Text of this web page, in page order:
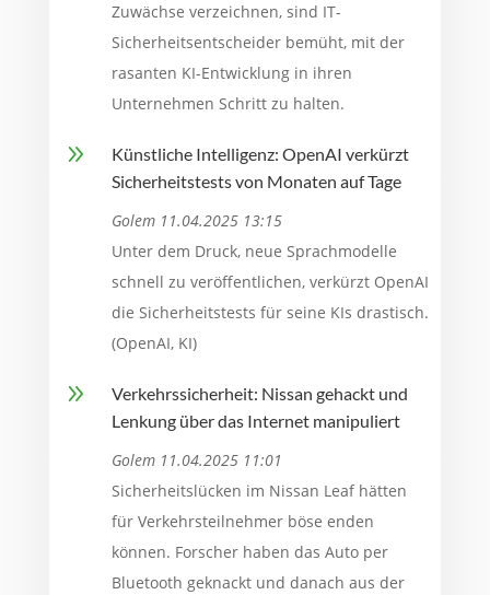
Zuwächse verzeichnen, sind IT-
Sicherheitsentscheider bemüht, mit der
rasanten KI-Entwicklung in ihren
Unternehmen Schritt zu halten.
9
Künstliche Intelligenz: OpenAI verkürzt
Sicherheitstests von Monaten auf Tage
Golem 11.04.2025 13:15
Unter dem Druck, neue Sprachmodelle
schnell zu veröffentlichen, verkürzt OpenAI
die Sicherheitstests für seine KIs drastisch.
(OpenAI, KI)
9
Verkehrssicherheit: Nissan gehackt und
Lenkung über das Internet manipuliert
Golem 11.04.2025 11:01
Sicherheitslücken im Nissan Leaf hätten
für Verkehrsteilnehmer böse enden
können. Forscher haben das Auto per
Bluetooth geknackt und danach aus der